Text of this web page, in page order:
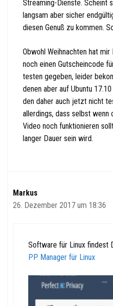
Streaming-Dienste. Scheint
langsam aber sicher
diesen Genuß zu kommen.
Obwohl Weihnachten hat
noch einen Gutscheincode
testen gegeben, leider
denen aber auf Ubuntu
den daher auch jetzt nicht
allerdings, dass selbst
Video noch funktionieren
langer Dauer sein wird.
Markus
26. Dezember 2017 um 18:36
Software für Linux findest
PP Manager für Linux